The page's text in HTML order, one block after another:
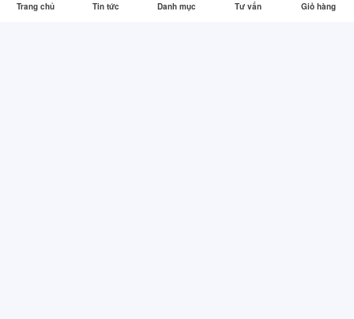
Trang chủ Tin tức Danh mục Tư vấn Giỏ hàng